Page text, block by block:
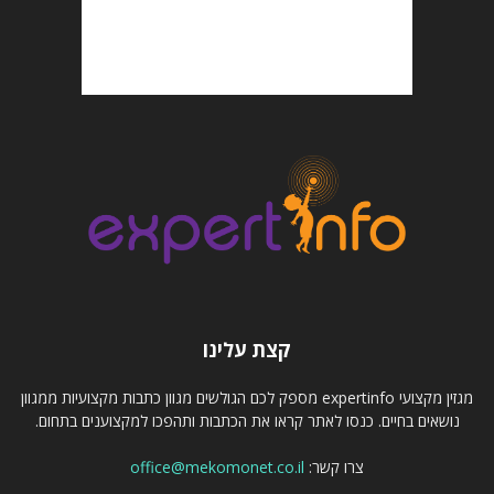
קצת עלינו
מגזין מקצועי expertinfo מספק לכם הגולשים מגוון כתבות מקצועיות ממגוון
נושאים בחיים. כנסו לאתר קראו את הכתבות ותהפכו למקצוענים בתחום.
צרו קשר: office@mekomonet.co.il